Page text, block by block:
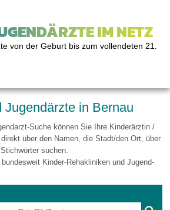
IM NETZ
von der Geburt bis zum vollendeten 21.
Jugendärzte in Bernau
Suche können Sie Ihre Kinderärztin /
direkt über den Namen, die Stadt/den Ort, über
suchen.
Kinder-Rehakliniken und Jugend-